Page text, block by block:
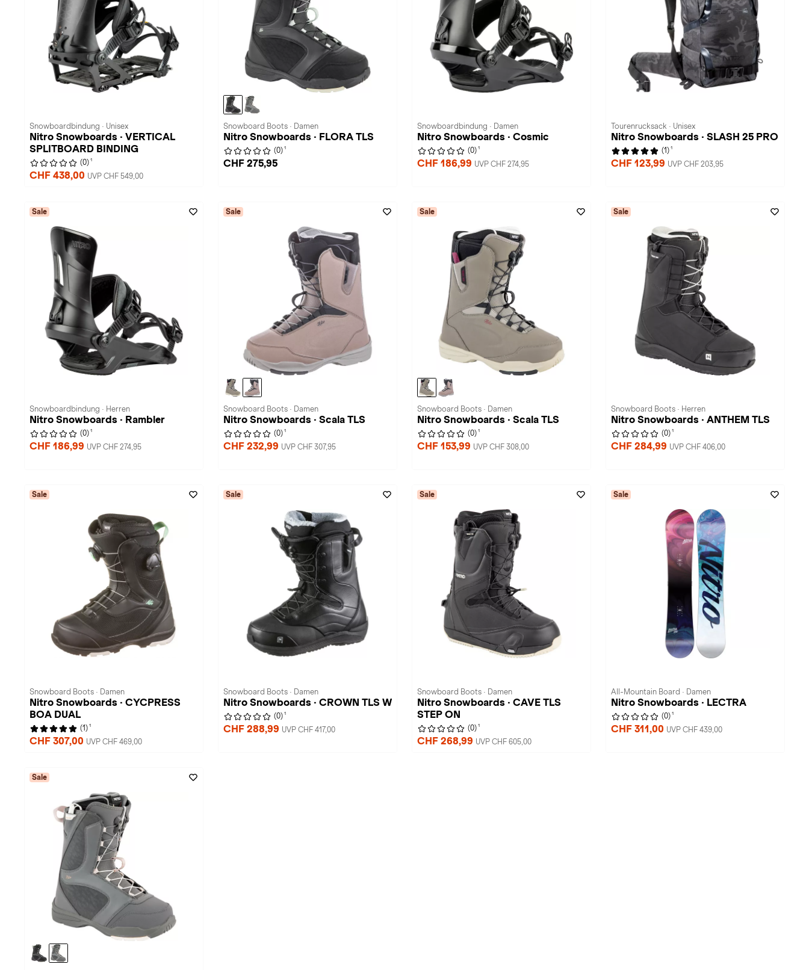
Snowboardbindung · Unisex
Nitro Snowboards · VERTICAL
SPLITBOARD BINDING
(0) 1
CHF 438,00 UVP CHF 549,00
Snowboard Boots · Damen
Nitro Snowboards · FLORA TLS
(0) 1
CHF 275,95
Snowboardbindung · Damen
Nitro Snowboards · Cosmic
(0) 1
CHF 186,99 UVP CHF 274,95
Tourenrucksack · Unisex
Nitro Snowboards · SLASH 25 PRO
(1) 1
CHF 123,99 UVP CHF 203,95
Sale
Snowboardbindung · Herren
Nitro Snowboards · Rambler
(0) 1
CHF 186,99 UVP CHF 274,95
Sale
Snowboard Boots · Damen
Nitro Snowboards · Scala TLS
(0) 1
CHF 232,99 UVP CHF 307,95
Sale
Snowboard Boots · Damen
Nitro Snowboards · Scala TLS
(0) 1
CHF 153,99 UVP CHF 308,00
Sale
Snowboard Boots · Herren
Nitro Snowboards · ANTHEM TLS
(0) 1
CHF 284,99 UVP CHF 406,00
Sale
Snowboard Boots · Damen
Nitro Snowboards · CYCPRESS
BOA DUAL
(1) 1
CHF 307,00 UVP CHF 469,00
Sale
Snowboard Boots · Damen
Nitro Snowboards · CROWN TLS W
(0) 1
CHF 288,99 UVP CHF 417,00
Sale
Snowboard Boots · Damen
Nitro Snowboards · CAVE TLS
STEP ON
(0) 1
CHF 268,99 UVP CHF 605,00
Sale
All-Mountain Board · Damen
Nitro Snowboards · LECTRA
(0) 1
CHF 311,00 UVP CHF 439,00
Sale